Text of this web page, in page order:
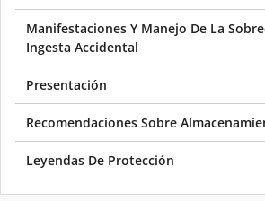
Manifestaciones Y Manejo De La
Ingesta Accidental
Presentación
Recomendaciones Sobre
Leyendas De Protección